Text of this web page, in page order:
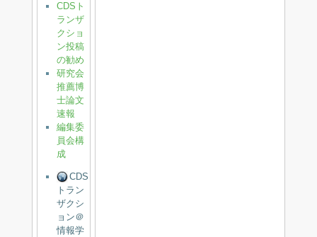
CDSト
ランザ
クショ
ン投稿
の勧め
研究会
推薦博
士論文
速報
編集委
員会構
成
CDS
トラン
ザクシ
ョン＠
情報学